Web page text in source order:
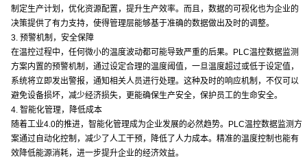
制定生产计划，优化资源配置，提升生产效率。而且，数据的可视化也为企业的
决策提供了有力支持，使得管理层能够基于准确的数据做出及时的调整。
3. 预警机制，安全保障
在温控过程中，任何微小的温度波动都可能导致严重的后果。PLC温控数据监测
方案内置的预警机制，通过设定合理的温度阈值，一旦温度超过或低于设定值，
系统将立即发出警报，通知相关人员进行处理。这种及时的响应机制，不仅可以
避免设备损坏，减少经济损失，更能确保生产安全，保护员工的生命安全。
4. 智能化管理，降低成本
随着工业4.0的推进，智能化管理成为企业发展的必然趋势。PLC温控数据监测方
案通过自动化控制，减少了人工干预，降低了人力成本。精准的温度控制也能有
效降低能源消耗，进一步提升企业的经济效益。